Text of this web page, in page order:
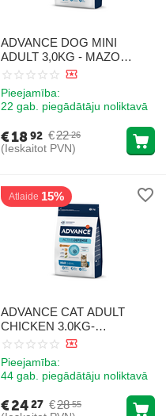
ADVANCE DOG MINI
ADULT 3,0KG - MAZO
ŠĶIRŅU SUŅIEM (VISTA
Pieejamība:
22 gab. piegādātāju noliktavā
€22 26
€1892
(Ieskaitot PVN)
Atlaide 15%
ADVANCE CAT ADULT
CHICKEN 3.0KG-
PIEAUGUŠIEM KAĶIEM
Pieejamība:
44 gab. piegādātāju noliktavā
€28 55
€2427